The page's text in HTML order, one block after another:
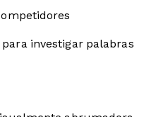
investigar palabras